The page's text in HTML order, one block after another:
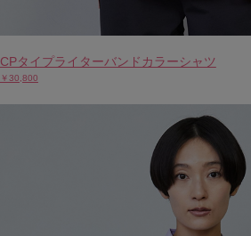
CPタイプライターバンドカラーシャツ
￥30,800